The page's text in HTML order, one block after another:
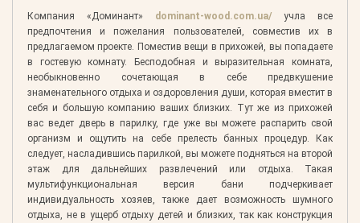
Компания «Доминант» dominant-wood.com.ua/ учла все
предпочтения и пожелания пользователей, совместив их в
предлагаемом проекте. Поместив вещи в прихожей, вы попадаете
в гостевую комнату. Бесподобная и выразительная комната,
необыкновенно сочетающая в себе предвкушение
знаменательного отдыха и оздоровления души, которая вместит в
себя и большую компанию ваших близких. Тут же из прихожей
вас ведет дверь в парилку, где уже вы можете распарить свой
организм и ощутить на себе прелесть банных процедур. Как
следует, насладившись парилкой, вы можете подняться на второй
этаж для дальнейших развлечений или отдыха. Такая
мультифункциональная версия бани подчеркивает
индивидуальность хозяев, также дает возможность шумного
отдыха, не в ущерб отдыху детей и близких, так как конструкция